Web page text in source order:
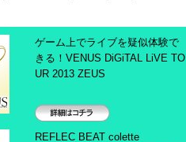
ゲーム上でライブを疑似体験で
きる！VENUS DiGiTAL LiVE TO
UR 2013 ZEUS
REFLEC BEAT colette